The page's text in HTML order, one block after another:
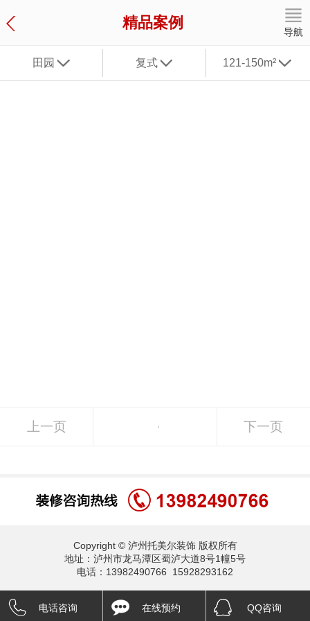
精品案例
导航
田园 复式 121-150m²
上一页 下一页
Copyright © 泸州托美尔装饰 版权所有
地址：泸州市龙马潭区蜀泸大道8号1幢5号
电话：13982490766 15928293162
电话咨询 在线预约 QQ咨询